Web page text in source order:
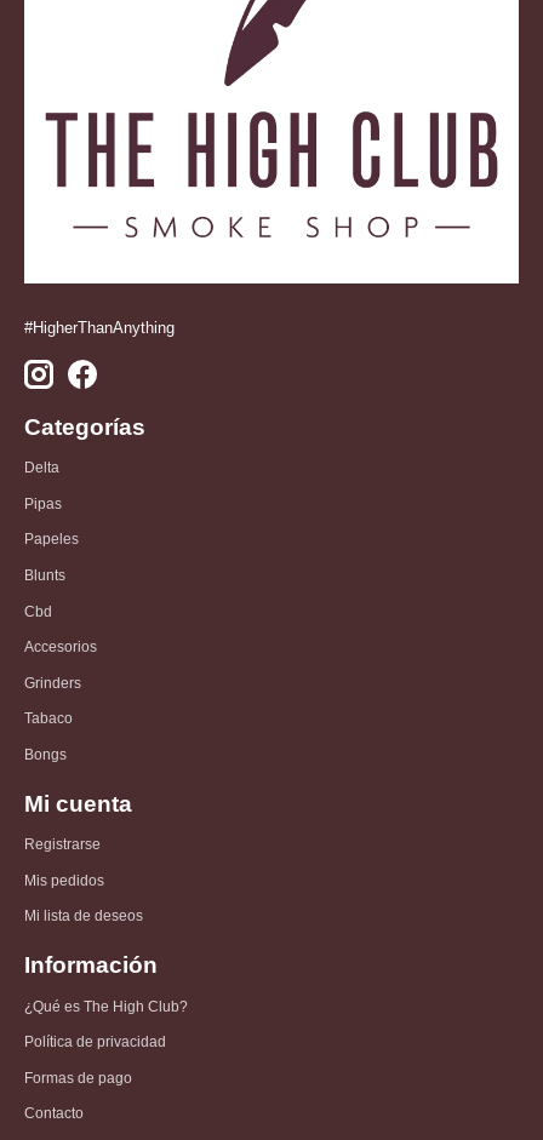
#HigherThanAnything
Categorías
Delta
Pipas
Papeles
Blunts
Cbd
Accesorios
Grinders
Tabaco
Bongs
Mi cuenta
Registrarse
Mis pedidos
Mi lista de deseos
Información
¿Qué es The High Club?
Política de privacidad
Formas de pago
Contacto